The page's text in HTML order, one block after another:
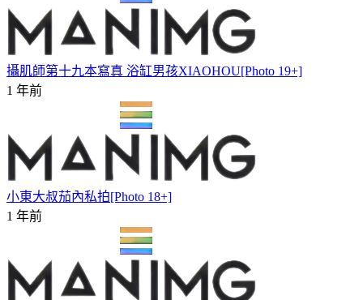
攝肌師第十九本寫真 浴缸男孩XIAOHOU[Photo 19+]
1 年前
小東大叔茄內私拍[Photo 18+]
1 年前